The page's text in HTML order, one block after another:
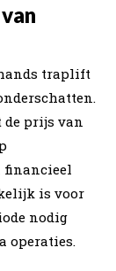
traplift
de prijs van
financieel
is voor
nodig
operaties.